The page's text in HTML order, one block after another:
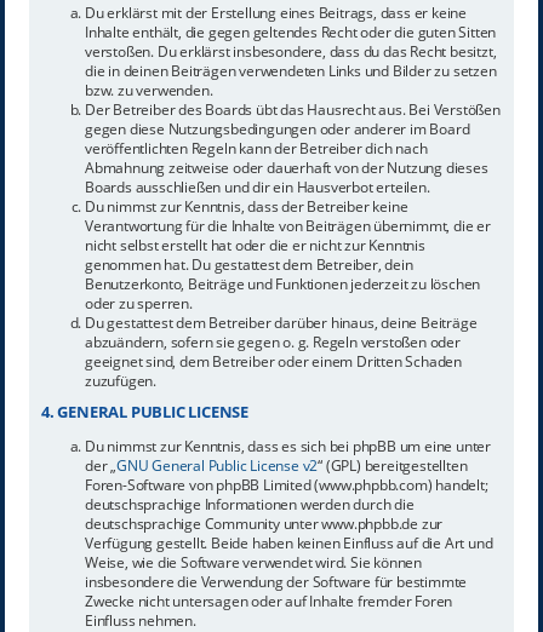
Du erklärst mit der Erstellung eines Beitrags, dass er keine
Inhalte enthält, die gegen geltendes Recht oder die guten Sitten
verstoßen. Du erklärst insbesondere, dass du das Recht besitzt,
die in deinen Beiträgen verwendeten Links und Bilder zu setzen
bzw. zu verwenden.
Der Betreiber des Boards übt das Hausrecht aus. Bei Verstößen
gegen diese Nutzungsbedingungen oder anderer im Board
veröffentlichten Regeln kann der Betreiber dich nach
Abmahnung zeitweise oder dauerhaft von der Nutzung dieses
Boards ausschließen und dir ein Hausverbot erteilen.
Du nimmst zur Kenntnis, dass der Betreiber keine
Verantwortung für die Inhalte von Beiträgen übernimmt, die er
nicht selbst erstellt hat oder die er nicht zur Kenntnis
genommen hat. Du gestattest dem Betreiber, dein
Benutzerkonto, Beiträge und Funktionen jederzeit zu löschen
oder zu sperren.
Du gestattest dem Betreiber darüber hinaus, deine Beiträge
abzuändern, sofern sie gegen o. g. Regeln verstoßen oder
geeignet sind, dem Betreiber oder einem Dritten Schaden
zuzufügen.
4. GENERAL PUBLIC LICENSE
Du nimmst zur Kenntnis, dass es sich bei phpBB um eine unter
der „GNU General Public License v2“ (GPL) bereitgestellten
Foren-Software von phpBB Limited (www.phpbb.com) handelt;
deutschsprachige Informationen werden durch die
deutschsprachige Community unter www.phpbb.de zur
Verfügung gestellt. Beide haben keinen Einfluss auf die Art und
Weise, wie die Software verwendet wird. Sie können
insbesondere die Verwendung der Software für bestimmte
Zwecke nicht untersagen oder auf Inhalte fremder Foren
Einfluss nehmen.